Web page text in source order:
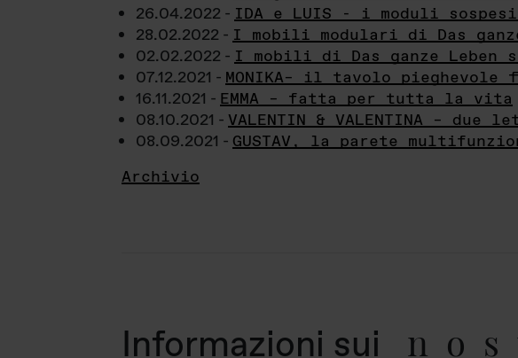
26.04.2022 - IDA e LUIS - i moduli sospesi
28.02.2022 - I mobili modulari di Das
02.02.2022 - I mobili di Das ganze Leben
07.12.2021 - MONIKA– il tavolo
16.11.2021 - EMMA – fatta per tutta la vita
08.10.2021 - VALENTIN & VALENTINA – due
08.09.2021 - GUSTAV, la parete
Archivio
Informazioni sui